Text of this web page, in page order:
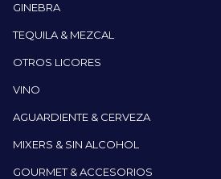
GINEBRA
TEQUILA & MEZCAL
OTROS LICORES
VINO
AGUARDIENTE & CERVEZA
MIXERS & SIN ALCOHOL
GOURMET & ACCESORIOS